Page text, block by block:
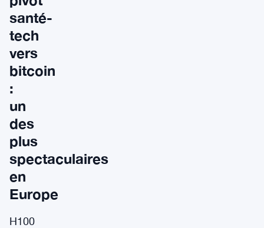
santé-
tech
vers
bitcoin
:
un
des
plus
spectaculaires
en
Europe
H100